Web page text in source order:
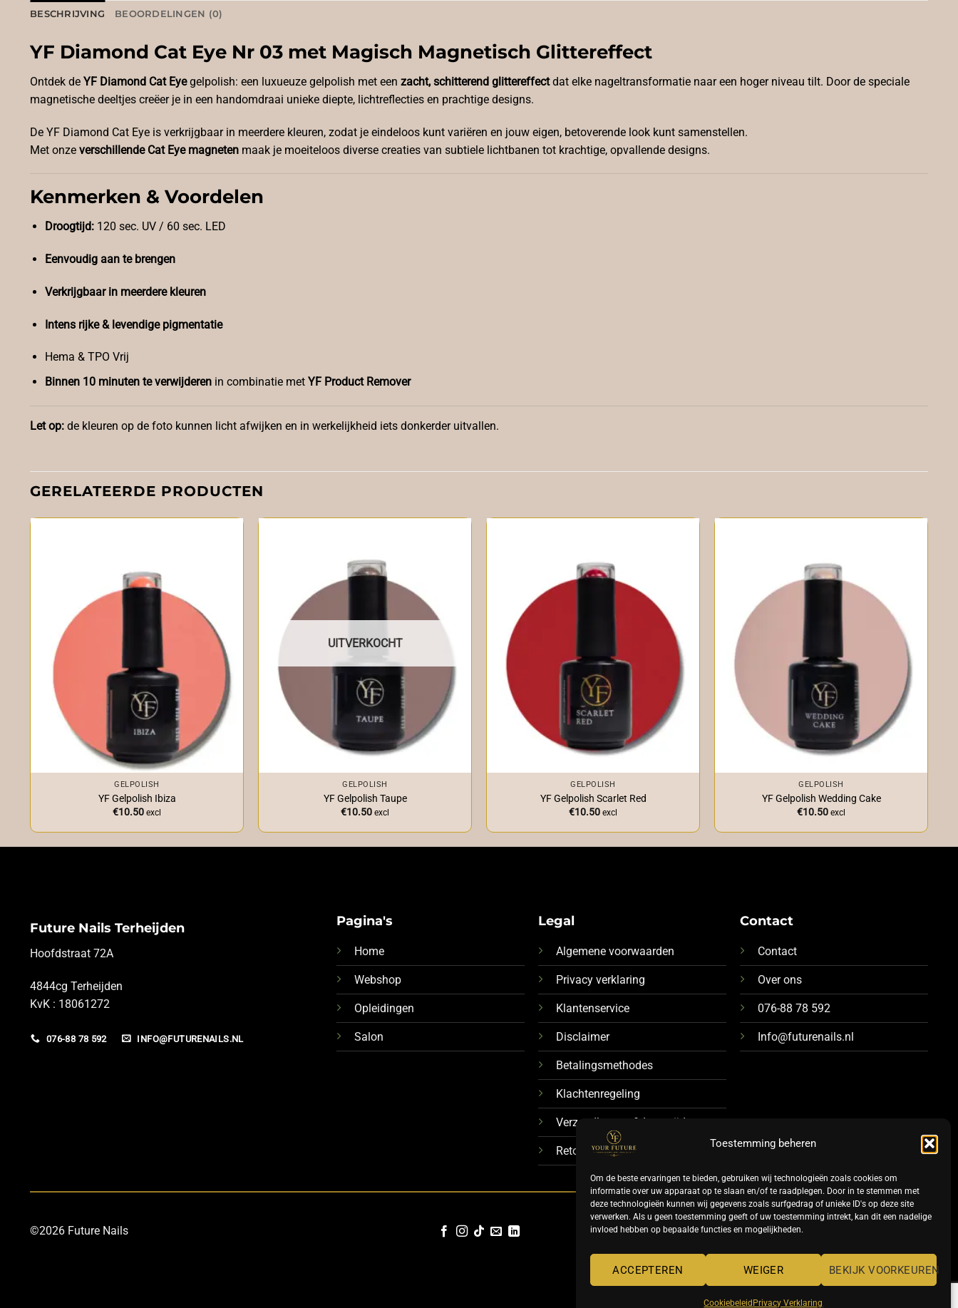
Toestemming beheren
Om de beste ervaringen te bieden, gebruiken wij technologieën zoals cookies om
informatie over uw apparaat op te slaan en/of te raadplegen. Door in te stemmen met
deze technologieën kunnen wij gegevens zoals surfgedrag of unieke ID's op deze site
verwerken. Als u geen toestemming geeft of uw toestemming intrekt, kan dit een nadelige
invloed hebben op bepaalde functies en mogelijkheden.
ACCEPTEREN WEIGER BEKIJK VOORKEUREN
Cookiebeleid Privacy Verklaring
BESCHRIJVING BEOORDELINGEN (0)
YF Diamond Cat Eye Nr 03 met Magisch Magnetisch Glittereffect
Ontdek de YF Diamond Cat Eyegelpolish: een luxueuze gelpolish met een zacht, schitterend glittereffectdat elke nageltransformatie naar een hoger niveau tilt. Door de speciale
magnetische deeltjes creëer je in een handomdraai unieke diepte, lichtreflecties en prachtige designs.
De YF Diamond Cat Eye is verkrijgbaar in meerdere kleuren, zodat je eindeloos kunt variëren en jouw eigen, betoverende look kunt samenstellen.
Met onze verschillende Cat Eye magneten maak je moeiteloos diverse creaties van subtiele lichtbanen tot krachtige, opvallende designs.
Kenmerken & Voordelen
Droogtijd:120 sec. UV / 60 sec. LED
Eenvoudig aan te brengen
Verkrijgbaar in meerdere kleuren
Intens rijke & levendige pigmentatie
Hema & TPO Vrij
Binnen 10 minuten te verwijderenin combinatie met YF Product Remover
Let op: de kleuren op de foto kunnen licht afwijken en in werkelijkheid iets donkerder uitvallen.
GERELATEERDE PRODUCTEN
GELPOLISH
YF Gelpolish Ibiza
€10.50 excl
UITVERKOCHT
GELPOLISH
YF Gelpolish Taupe
€10.50 excl
GELPOLISH
YF Gelpolish Scarlet Red
€10.50 excl
GELPOLISH
YF Gelpolish Wedding Cake
€10.50 excl
Future Nails Terheijden
Hoofdstraat 72A
4844cg Terheijden
KvK : 18061272
076-88 78 592 INFO@FUTURENAILS.NL
Pagina's
Home
Webshop
Opleidingen
Salon
Legal
Algemene voorwaarden
Privacy verklaring
Klantenservice
Disclaimer
Betalingsmethodes
Klachtenregeling
Verzendkosten & Levertijd
Retourbeleid
Contact
Contact
Over ons
076-88 78 592
Info@futurenails.nl
©2026 Future Nails TERMS